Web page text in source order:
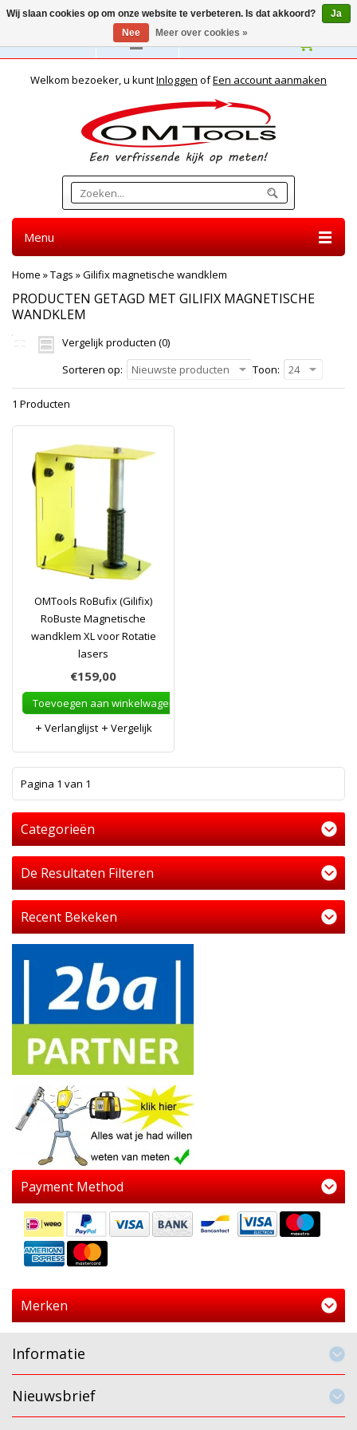
Nederlands
Welkom bezoeker, u kuntInloggen ofEen account aanmaken
Menu
Home »Tags »Gilifix magnetische wandklem
PRODUCTEN GETAGD MET GILIFIX MAGNETISCHE
WANDKLEM
Vergelijk producten (0)
Sorteren op:
Nieuwste producten Toon: 24
1 Producten
OMTools RoBufix (Gilifix)
RoBuste Magnetische
wandklem XL voor Rotatie
lasers
€159,00
Toevoegen aan winkelwagen
Verlanglijst
Vergelijk
Pagina 1 van 1
Categorieën
De Resultaten Filteren
Recent Bekeken
Payment Method
Merken
Informatie
Nieuwsbrief
Wij slaan cookies op om onze website te verbeteren. Is dat akkoord?
Ja
Nee
Meer over cookies »